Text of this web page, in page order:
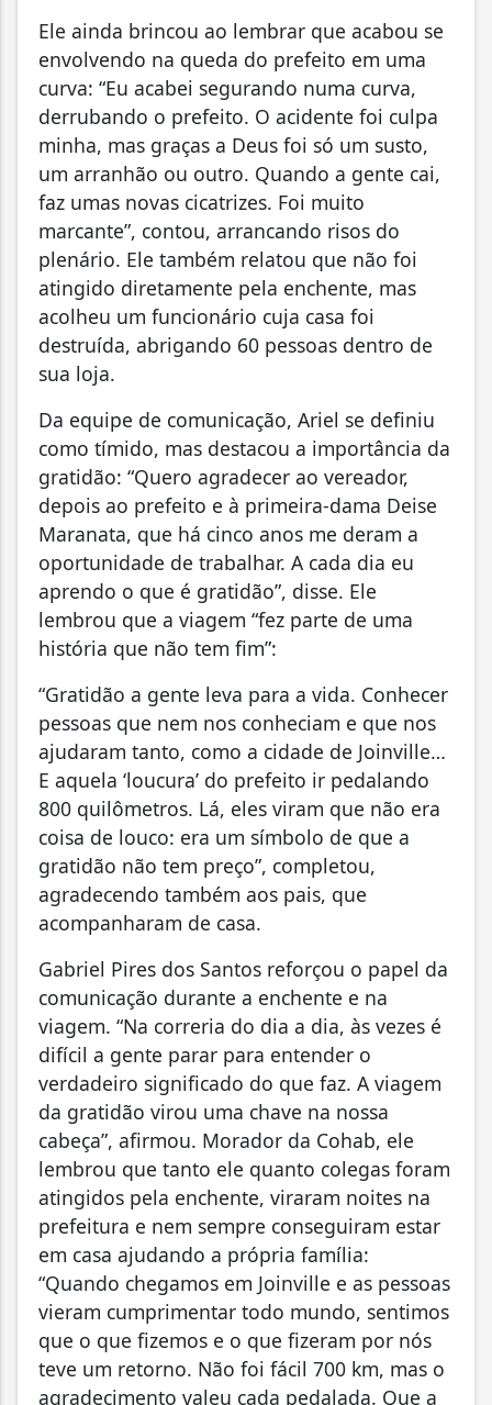
Ele ainda brincou ao lembrar que acabou se
envolvendo na queda do prefeito em uma
curva: “Eu acabei segurando numa curva,
derrubando o prefeito. O acidente foi culpa
minha, mas graças a Deus foi só um susto,
um arranhão ou outro. Quando a gente cai,
faz umas novas cicatrizes. Foi muito
marcante”, contou, arrancando risos do
plenário. Ele também relatou que não foi
atingido diretamente pela enchente, mas
acolheu um funcionário cuja casa foi
destruída, abrigando 60 pessoas dentro de
sua loja.
Da equipe de comunicação, Ariel se definiu
como tímido, mas destacou a importância da
gratidão: “Quero agradecer ao vereador,
depois ao prefeito e à primeira-dama Deise
Maranata, que há cinco anos me deram a
oportunidade de trabalhar. A cada dia eu
aprendo o que é gratidão”, disse. Ele
lembrou que a viagem “fez parte de uma
história que não tem fim”:
“Gratidão a gente leva para a vida. Conhecer
pessoas que nem nos conheciam e que nos
ajudaram tanto, como a cidade de Joinville…
E aquela ‘loucura’ do prefeito ir pedalando
800 quilômetros. Lá, eles viram que não era
coisa de louco: era um símbolo de que a
gratidão não tem preço”, completou,
agradecendo também aos pais, que
acompanharam de casa.
Gabriel Pires dos Santos reforçou o papel da
comunicação durante a enchente e na
viagem. “Na correria do dia a dia, às vezes é
difícil a gente parar para entender o
verdadeiro significado do que faz. A viagem
da gratidão virou uma chave na nossa
cabeça”, afirmou. Morador da Cohab, ele
lembrou que tanto ele quanto colegas foram
atingidos pela enchente, viraram noites na
prefeitura e nem sempre conseguiram estar
em casa ajudando a própria família:
“Quando chegamos em Joinville e as pessoas
vieram cumprimentar todo mundo, sentimos
que o que fizemos e o que fizeram por nós
teve um retorno. Não foi fácil 700 km, mas o
agradecimento valeu cada pedalada. Que a